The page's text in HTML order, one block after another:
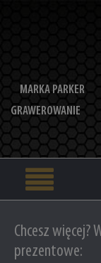
MARKA PARKER
GRAWEROWANIE
Chcesz więcej?
prezentowe: